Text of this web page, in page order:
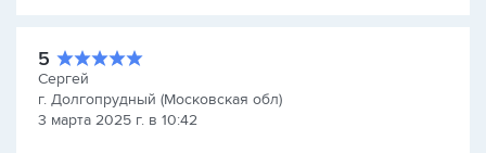
5
Сергей
г. Долгопрудный (Московская обл)
3 марта 2025 г. в 10:42